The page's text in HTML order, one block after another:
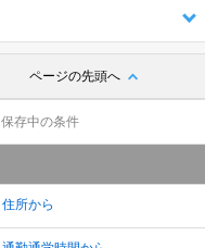
ページの先頭へ
保存中の条件
住所から